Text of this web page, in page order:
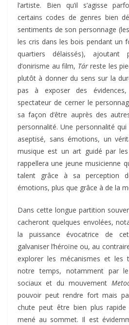
l’artiste. Bien qu’il s’agisse
certains codes de genres bien
sentiments de son personnage
les cris dans les bois pendant un
quartiers délaissés), ajoutant
d’onirisme au film, Tár reste les
plutôt à donner du sens sur la
pas à exposer des
spectateur de cerner le
sa façon d’être auprès des
personnalité. Une personnalité
aseptisé, sans émotions, un
musique est un art guidé par
rappellera une jeune musicienne
talent grâce à sa perception
émotions, plus que grâce à de la
Dans cette longue partition
cacheront quelques envolées,
la puissance évocatrice de
galvaniser l’héroïne ou, au
explorer les mécanismes et les
notre temps, notamment par
sociaux et du mouvement
pouvoir peut rendre fort mais
chute peut être bien plus rapide
mené au sommet. Il est